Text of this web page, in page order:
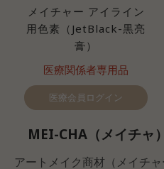
メイチャー アイライン
用色素（JetBlack-黒亮
膏）
医療関係者専用品
医療会員ログイン
MEI-CHA（メイチャ
アートメイク商材（メイチャ